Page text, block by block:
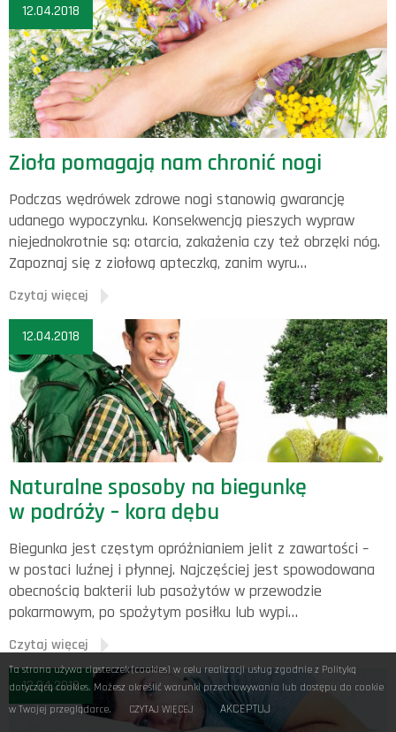
12.04.2018
Zioła pomagają nam chronić nogi
Podczas wędrówek zdrowe nogi stanowią gwarancję
udanego wypoczynku. Konsekwencją pieszych wypraw
niejednokrotnie są: otarcia, zakażenia czy też obrzęki nóg.
Zapoznaj się z ziołową apteczką, zanim wyru…
Czytaj więcej
12.04.2018
Naturalne sposoby na biegunkę
w podróży – kora dębu
Biegunka jest częstym opróżnianiem jelit z zawartości –
w postaci luźnej i płynnej. Najczęściej jest spowodowana
obecnością bakterii lub pasożytów w przewodzie
pokarmowym, po spożytym posiłku lub wypi…
Czytaj więcej
12.04.2018
Ta strona używa ciasteczek (cookies) w celu realizacji usług zgodnie z Polityką
dotyczącą cookies. Możesz określić warunki przechowywania lub dostępu do cookie
w Twojej przeglądarce.
CZYTAJ WIĘCEJ AKCEPTUJ